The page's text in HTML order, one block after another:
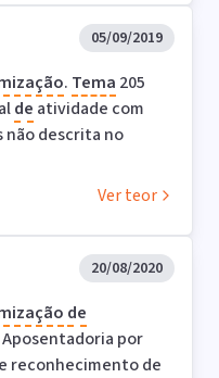
05/09/2019
. Tema 205
de atividade com
não descrita no
Ver teor
20/08/2020
de
por
reconhecimento de